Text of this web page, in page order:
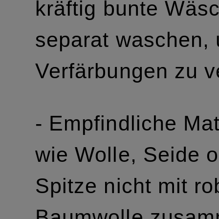
kräftig bunte
separat waschen,
Verfärbungen zu
- Empfindliche
wie Wolle, Seide
Spitze nicht mit